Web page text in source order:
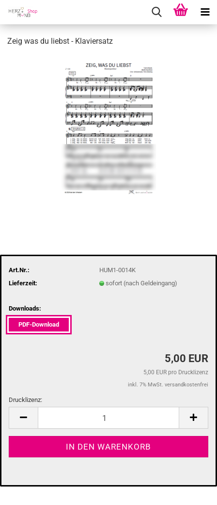
Zeig was du liebst - Kla­vier­satz
Art.Nr.:
HUM1-0014K
Lieferzeit:
sofort (nach Geldeingang)
Downloads:
PDF-Download
5,00 EUR
5,00 EUR pro Drucklizenz
inkl. 7% MwSt. versandkostenfrei
Drucklizenz: